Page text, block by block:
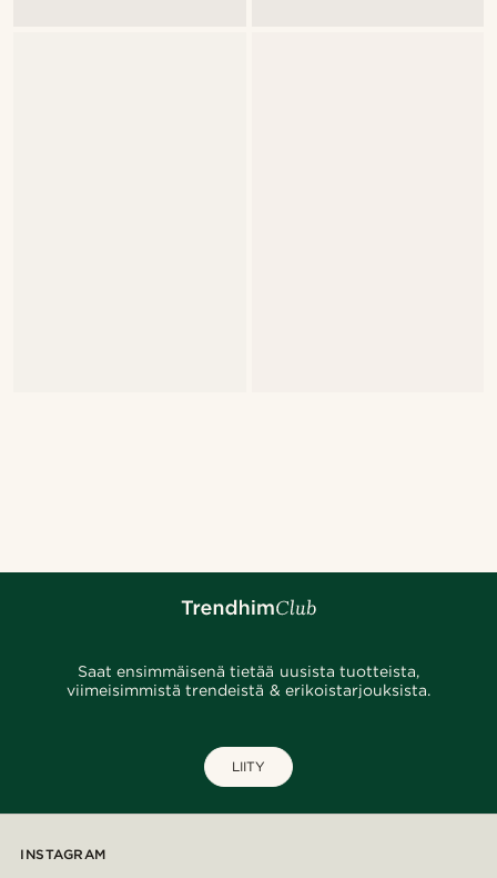
Saat ensimmäisenä tietää uusista tuotteista,
viimeisimmistä trendeistä & erikoistarjouksista.
LIITY
INSTAGRAM